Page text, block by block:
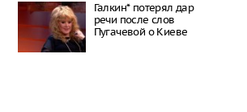
Галкин* потерял дар
речи после слов
Пугачевой о Киеве